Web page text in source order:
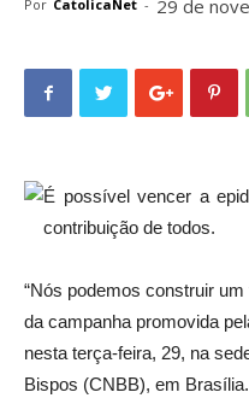
Por CatolicaNet - 29 de
É possível vencer a
contribuição de todos.
“Nós podemos construir
da campanha promovida
nesta terça-feira, 29, na
Bispos (CNBB), em